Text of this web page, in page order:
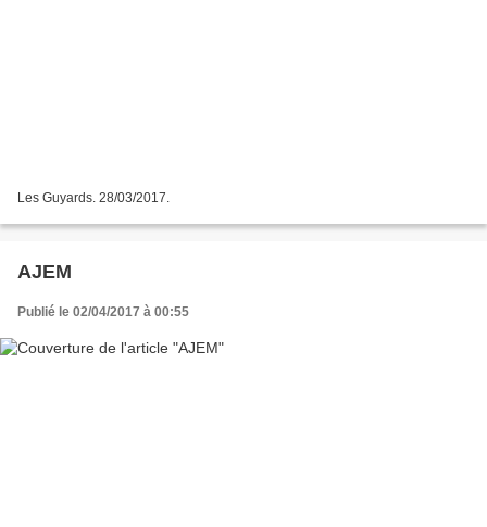
Les Guyards. 28/03/2017.
AJEM
Publié le 02/04/2017 à 00:55